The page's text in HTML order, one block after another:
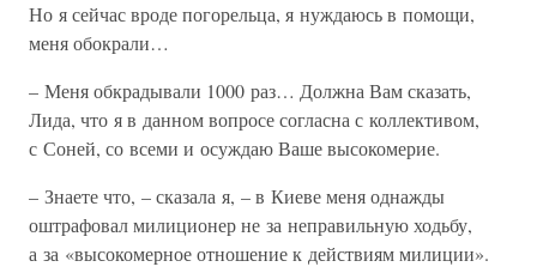
Но я сейчас вроде погорельца, я нуждаюсь в помощи,
меня обокрали…
– Меня обкрадывали 1000 раз… Должна Вам сказать,
Лида, что я в данном вопросе согласна с коллективом,
с Соней, со всеми и осуждаю Ваше высокомерие.
– Знаете что, – сказала я, – в Киеве меня однажды
оштрафовал милиционер не за неправильную ходьбу,
а за «высокомерное отношение к действиям милиции».